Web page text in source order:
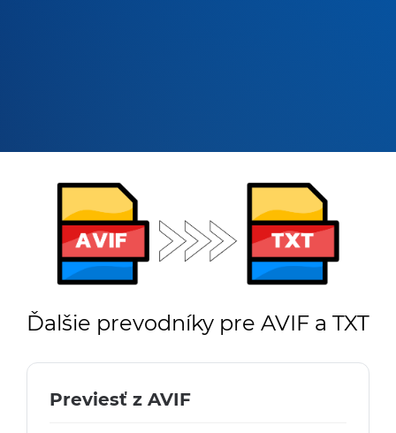
Ďalšie prevodníky pre AVIF a TXT
Previesť z AVIF